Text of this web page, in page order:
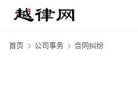
首页 公司事务 合同纠纷